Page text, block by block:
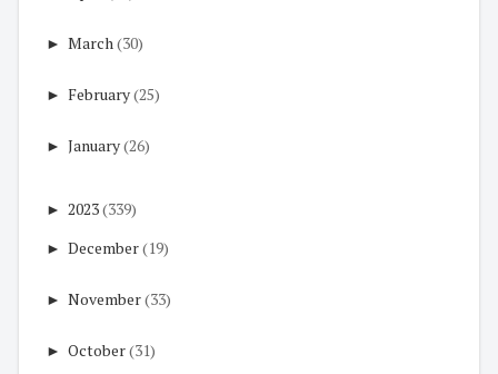
► March(30)
► February(25)
► January(26)
► 2023(339)
► December(19)
► November(33)
► October(31)